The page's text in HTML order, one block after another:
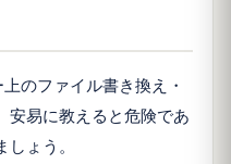
のファイル書き換え・
安易に教えると危険であ
ょう。